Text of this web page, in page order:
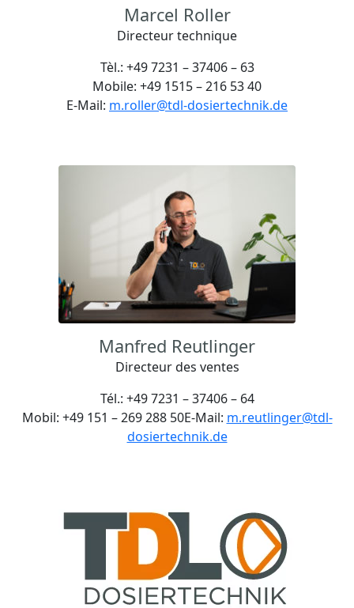
Marcel Roller
Directeur technique
Tèl.: +49 7231 – 37406 – 63
Mobile: +49 1515 – 216 53 40
E-Mail: m.roller@tdl-dosiertechnik.de
Manfred Reutlinger
Directeur des ventes
Tél.: +49 7231 – 37406 – 64
Mobil: +49 151 – 269 288 50E-Mail: m.reutlinger@tdl-
dosiertechnik.de